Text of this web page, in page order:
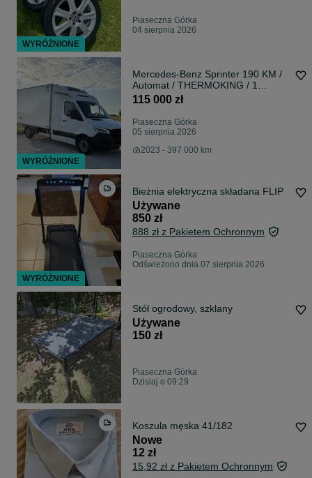
Piaseczna Górka
04 sierpnia 2026
Mercedes-Benz Sprinter 190 KM /
Automat / THERMOKING / 1
właściciel / BEZWYPADKOWY!
115 000 zł
Piaseczna Górka
05 sierpnia 2026
2023 - 397 000 km
Bieżnia elektryczna składana FLIP
Używane
850 zł
888 zł z Pakietem Ochronnym
Piaseczna Górka
Odświeżono dnia 07 sierpnia 2026
Stół ogrodowy, szklany
Używane
150 zł
Piaseczna Górka
Dzisiaj o 09:29
Koszula męska 41/182
Nowe
12 zł
15,92 zł z Pakietem Ochronnym
WYRÓŻNIONE
WYRÓŻNIONE
WYRÓŻNIONE